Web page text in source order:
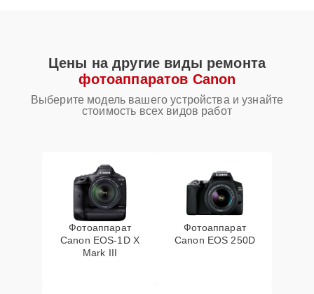
Цены на другие виды ремонта
фотоаппаратов Canon
Выберите модель вашего устройства и узнайте
стоимость всех видов работ
Фотоаппарат
Canon EOS‑1D X
Mark III
Фотоаппарат
Canon EOS 250D